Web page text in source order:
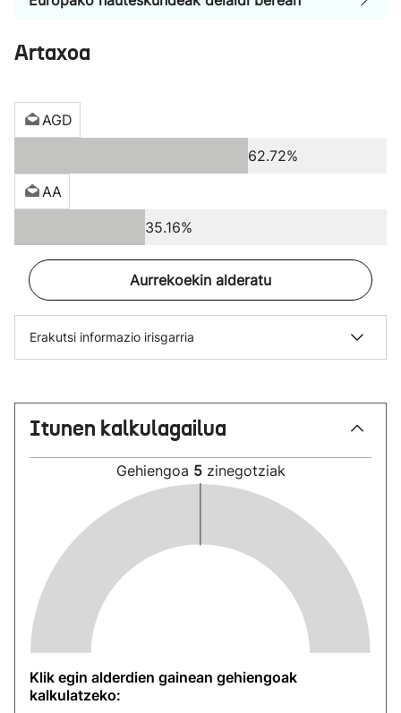
Artaxoa
AGD
62.72%
AA
35.16%
Aurrekoekin alderatu
Erakutsi informazio irisgarria
Itunen kalkulagailua
Gehiengoa 5 zinegotziak
Klik egin alderdien gainean gehiengoak
kalkulatzeko: